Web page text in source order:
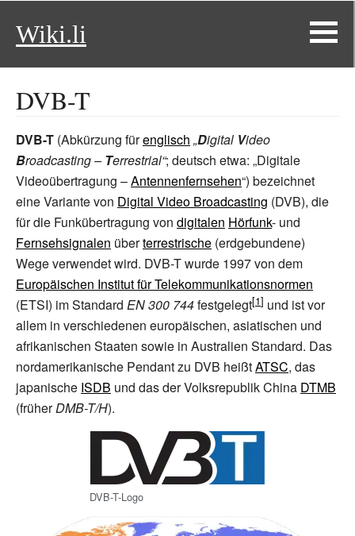
Wiki.li
DVB-T
DVB-T (Abkürzung fürenglisch „Digital Video
Broadcasting –Terrestrial“; deutsch etwa: „Digitale
Videoübertragung –Antennenfernsehen“) bezeichnet
eine Variante von Digital Video Broadcasting (DVB), die
für die Funkübertragung von digitalen Hörfunk- und
Fernsehsignalen überterrestrische (erdgebundene)
Wege verwendet wird. DVB-T wurde 1997 von dem
Europäischen Institut für Telekommunikationsnormen
(ETSI) im Standard EN 300 744festgelegt
und ist vor
allem in verschiedenen europäischen, asiatischen und
afrikanischen Staaten sowie in Australien Standard. Das
nordamerikanische Pendant zu DVB heißtATSC, das
japanische ISDB und das der Volksrepublik China DTMB
(früherDMB-T/H).
DVB-T-Logo